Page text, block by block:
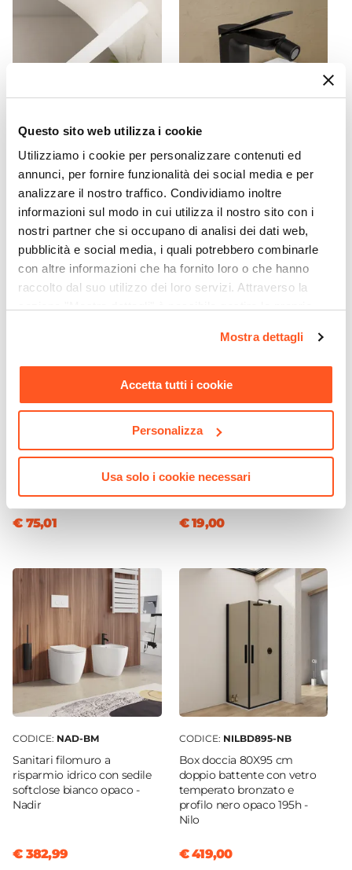
Questo sito web utilizza i cookie
Utilizziamo i cookie per personalizzare contenuti ed
annunci, per fornire funzionalità dei social media e per
analizzare il nostro traffico. Condividiamo inoltre
informazioni sul modo in cui utilizza il nostro sito con i
nostri partner che si occupano di analisi dei dati web,
pubblicità e social media, i quali potrebbero combinarle
con altre informazioni che ha fornito loro o che hanno
raccolto dal suo utilizzo dei loro servizi. Attraverso la
momento. Per maggiori informazioni si invita a leggere la
Mostra dettagli
Accetta tutti i cookie
Personalizza
Usa solo i cookie necessari
Assemblato
Sì
Colore
Rovere acero
Caratteristiche
Lavorazione cannettata|Struttura posteriore
aperta| Estrazione totale cassetti
Caratteristiche Lavabo
Lavabo
Incluso
Colore Lavabo
Bianco
Finitura Lavabo
Opaca
Dimensioni Vasca
54,2 x 30,4 cm
12 cm
Posizione Lavabo
Centro
Foro Troppopieno
Sì
Predisposizione Fori
Forato
Rubinetteria
Non inclusa
Kit Scarico
Non incluso
Caratteristiche Specchio
Non incluso
CODICE:FLT-3B
Lampada applique LED 30
cm in alluminio bianco -
Flot
€ 34,00
CODICE:WNG-BN
Miscelatore bidet 13,7h cm
nero opaco – Wing
€ 75,01
CODICE:WNG-LN
Miscelatore lavabo in ottone
€ 75,01
CODICE:SIFBC
Sifone per scarico bidet con
€ 19,00
CODICE: NAD-BM
Sanitari filomuro a
risparmio idrico con sedile
softclose bianco opaco -
Nadir
€ 382,99
CODICE: NILBD895-NB
Box doccia 80X95 cm
doppio battente con vetro
temperato bronzato e
profilo nero opaco 195h -
Nilo
€ 419,00